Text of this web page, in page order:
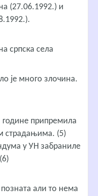
(27.06.1992.) и
српска села
је много злочина.
године припремила
страдањима. (5)
у УН забраниле
али то нема